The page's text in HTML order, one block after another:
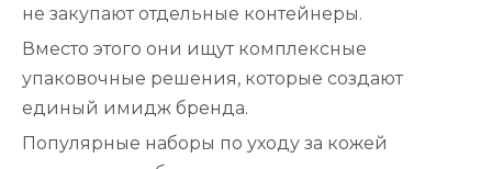
не закупают отдельные контейнеры.
Вместо этого они ищут комплексные
упаковочные решения, которые создают
единый имидж бренда.
Популярные наборы по уходу за кожей